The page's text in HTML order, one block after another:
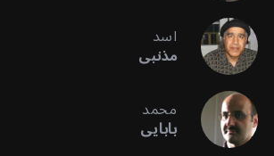
اسد
مذنبی
محمد
بابایی